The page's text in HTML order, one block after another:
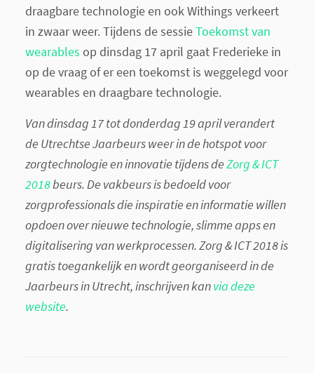
draagbare technologie en ook Withings verkeert
in zwaar weer. Tijdens de sessieToekomst van
wearables op dinsdag 17 april gaat Frederieke in
op de vraag of er een toekomst is weggelegd voor
wearables en draagbare technologie.
Van dinsdag 17 tot donderdag 19 april verandert
de Utrechtse Jaarbeurs weer in de hotspot voor
zorgtechnologie en innovatie tijdens deZorg & ICT
2018beurs. De vakbeurs is bedoeld voor
zorgprofessionals die inspiratie en informatie willen
opdoen over nieuwe technologie, slimme apps en
digitalisering van werkprocessen. Zorg & ICT 2018 is
gratis toegankelijk en wordt georganiseerd in de
Jaarbeurs in Utrecht, inschrijven kanvia deze
website.